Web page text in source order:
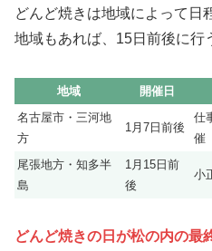
どんど焼きは地域によって日
地域もあれば、15日前後に行
地域 開催日
名古屋市・三河地
方
1月7日前後
仕
催
尾張地方・知多半
島
1月15日前
後
小
どんど焼きの日が松の内の最